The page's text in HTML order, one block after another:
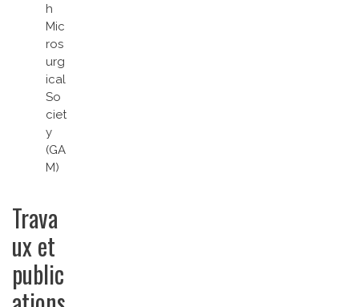
h
Mic
ros
urg
ical
So
ciet
y
(GA
M)
Trava
ux et
public